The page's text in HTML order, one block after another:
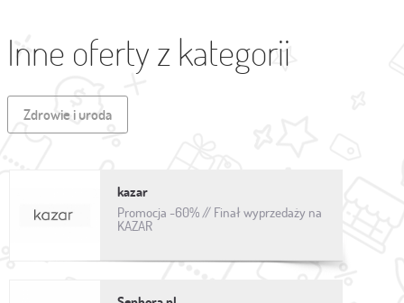
Inne oferty z kategorii
Zdrowie i uroda
kazar
Promocja -60% // Finał wyprzedaży na
KAZAR